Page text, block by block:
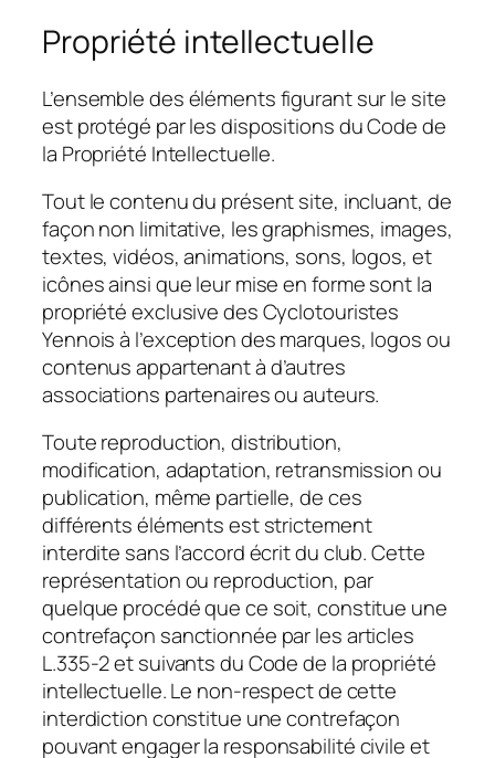
Propriété intellectuelle
L’ensemble des éléments figurant sur le site
est protégé par les dispositions du Code de
la Propriété Intellectuelle.
Tout le contenu du présent site, incluant, de
façon non limitative, les graphismes, images,
textes, vidéos, animations, sons, logos, et
icônes ainsi que leur mise en forme sont la
propriété exclusive des Cyclotouristes
Yennois à l’exception des marques, logos ou
contenus appartenant à d’autres
associations partenaires ou auteurs.
Toute reproduction, distribution,
modification, adaptation, retransmission ou
publication, même partielle, de ces
différents éléments est strictement
interdite sans l’accord écrit du club. Cette
représentation ou reproduction, par
quelque procédé que ce soit, constitue une
contrefaçon sanctionnée par les articles
L.335-2 et suivants du Code de la propriété
intellectuelle. Le non-respect de cette
interdiction constitue une contrefaçon
pouvant engager la responsabilité civile et